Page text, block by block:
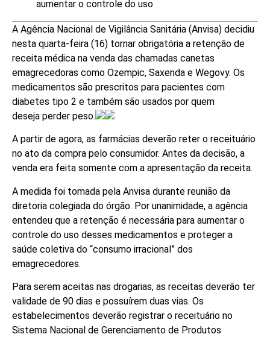
aumentar o controle do uso
A Agência Nacional de Vigilância Sanitária (Anvisa) decidiu
nesta quarta-feira (16) tornar obrigatória a retenção de
receita médica na venda das chamadas canetas
emagrecedoras como Ozempic, Saxenda e Wegovy. Os
medicamentos são prescritos para pacientes com
diabetes tipo 2 e também são usados por quem
deseja perder peso.
A partir de agora, as farmácias deverão reter o receituário
no ato da compra pelo consumidor. Antes da decisão, a
venda era feita somente com a apresentação da receita.
A medida foi tomada pela Anvisa durante reunião da
diretoria colegiada do órgão. Por unanimidade, a agência
entendeu que a retenção é necessária para aumentar o
controle do uso desses medicamentos e proteger a
saúde coletiva do “consumo irracional” dos
emagrecedores.
Para serem aceitas nas drogarias, as receitas deverão ter
validade de 90 dias e possuírem duas vias. Os
estabelecimentos deverão registrar o receituário no
Sistema Nacional de Gerenciamento de Produtos